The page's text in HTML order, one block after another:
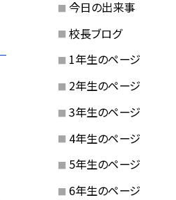
今日の出来事
校長ブログ
1年生のページ
2年生のページ
3年生のページ
4年生のページ
5年生のページ
6年生のページ